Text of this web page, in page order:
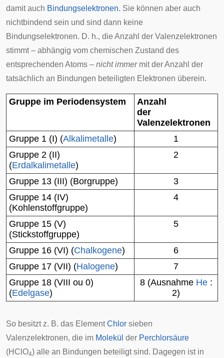
damit auch Bindungselektronen. Sie können aber auch
nichtbindend sein und sind dann keine
Bindungselektronen. D. h., die Anzahl der Valenzelektronen
stimmt – abhängig vom chemischen Zustand des
entsprechenden Atoms – nicht immermit der Anzahl der
tatsächlich an Bindungen beteiligten Elektronen überein.
Gruppe im Periodensystem
Anzahl
der
Valenzelektronen
Gruppe 1 (I) (Alkalimetalle)
1
Gruppe 2 (II)
(Erdalkalimetalle)
2
Gruppe 13 (III) (Borgruppe)
3
Gruppe 14 (IV)
(Kohlenstoffgruppe)
4
Gruppe 15 (V)
(Stickstoffgruppe)
5
Gruppe 16 (VI) (Chalkogene)
6
Gruppe 17 (VII) (Halogene)
7
Gruppe 18 (VIII ou 0)
(Edelgase)
8 (Ausnahme He:
2)
So besitzt z. B. das ElementChlor sieben
Valenzelektronen, die im Molekül der Perchlorsäure
(HClO4) alle an Bindungen beteiligt sind. Dagegen ist in